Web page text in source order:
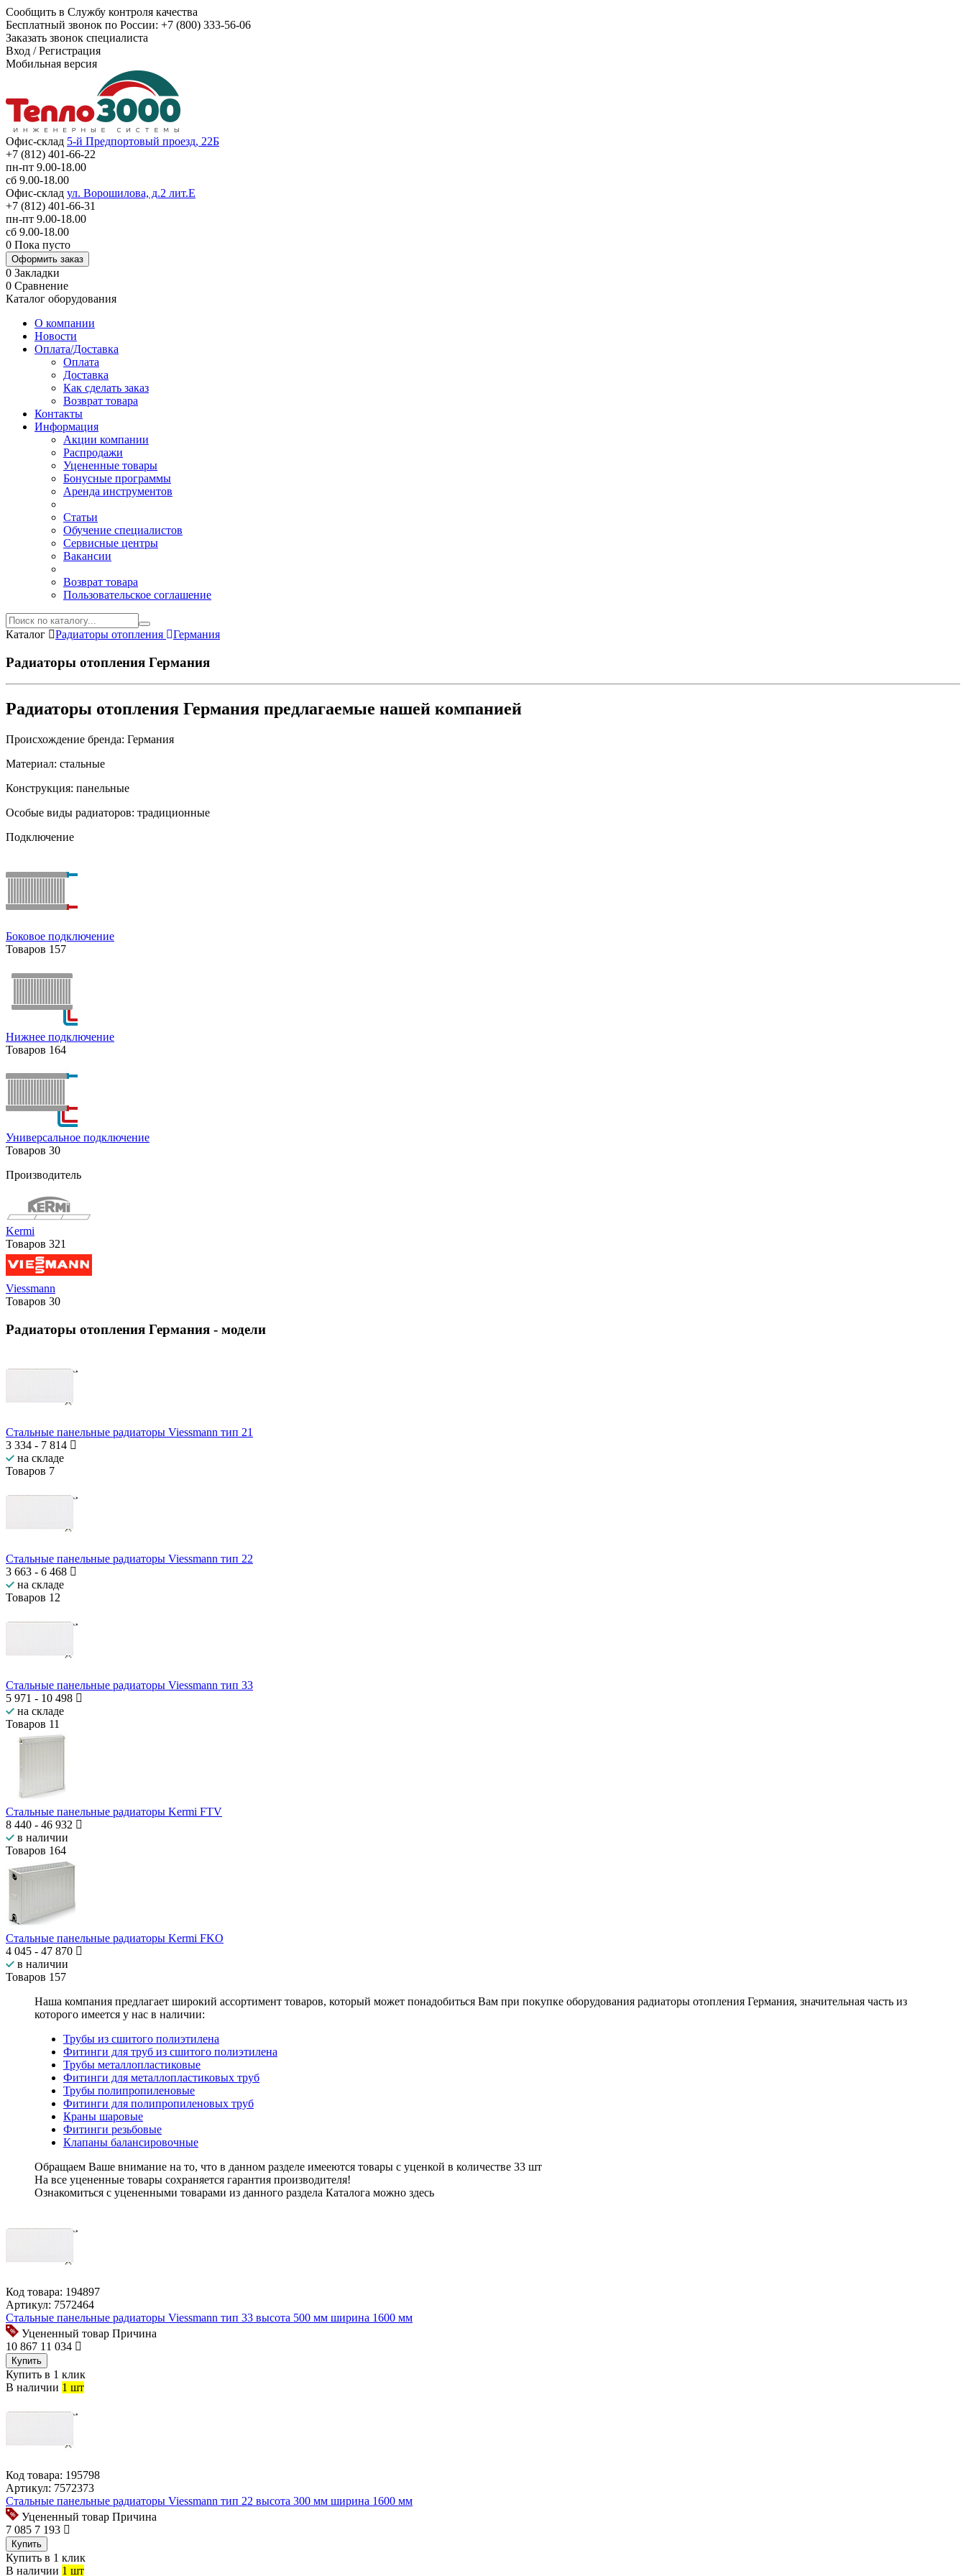
Сообщить в Службу контроля качества
Бесплатный звонок по России: +7 (800) 333-56-06
Заказать звонок специалиста
Вход /Регистрация
Мобильная версия
Офис-склад 5-й Предпортовый проезд, 22Б
+7 (812) 401-66-22
пн-пт 9.00-18.00
сб 9.00-18.00
Офис-склад ул. Ворошилова, д.2 лит.Е
+7 (812) 401-66-31
пн-пт 9.00-18.00
сб 9.00-18.00
0 Пока пусто
Оформить заказ
0 Закладки
0 Сравнение
Каталог оборудования
О компании
Новости
Оплата/Доставка
Оплата
Доставка
Как сделать заказ
Возврат товара
Контакты
Информация
Акции компании
Распродажи
Уцененные товары
Бонусные программы
Аренда инструментов
Статьи
Обучение специалистов
Сервисные центры
Вакансии
Возврат товара
Пользовательское соглашение
Каталог Радиаторы отопления Германия
Радиаторы отопления Германия
Радиаторы отопления Германия предлагаемые нашей компанией
Происхождение бренда: Германия
Материал: стальные
Конструкция: панельные
Особые виды радиаторов: традиционные
Подключение
Боковое подключение
Товаров 157
Нижнее подключение
Товаров 164
Универсальное подключение
Товаров 30
Производитель
Kermi
Товаров 321
Viessmann
Товаров 30
Радиаторы отопления Германия - модели
Стальные панельные радиаторы Viessmann тип 21
3 334 - 7 814
на складе
Товаров 7
Стальные панельные радиаторы Viessmann тип 22
3 663 - 6 468
на складе
Товаров 12
Стальные панельные радиаторы Viessmann тип 33
5 971 - 10 498
на складе
Товаров 11
Стальные панельные радиаторы Kermi FTV
8 440 - 46 932
в наличии
Товаров 164
Стальные панельные радиаторы Kermi FKO
4 045 - 47 870
в наличии
Товаров 157
Наша компания предлагает широкий ассортимент товаров, который может понадобиться Вам при покупке оборудования радиаторы отопления Германия, значительная часть из
которого имеется у нас в наличии:
Трубы из сшитого полиэтилена
Фитинги для труб из сшитого полиэтилена
Трубы металлопластиковые
Фитинги для металлопластиковых труб
Трубы полипропиленовые
Фитинги для полипропиленовых труб
Краны шаровые
Фитинги резьбовые
Клапаны балансировочные
Обращаем Ваше внимание на то, что в данном разделе имееются товары с уценкой в количестве 33 шт
На все уцененные товары сохраняется гарантия производителя!
Ознакомиться с уцененными товарами из данного раздела Каталога можно здесь
Код товара: 194897
Артикул: 7572464
Стальные панельные радиаторы Viessmann тип 33 высота 500 мм ширина 1600 мм
Уцененный товар Причина
10 867 11 034
Купить
Купить в 1 клик
В наличии 1 шт
Код товара: 195798
Артикул: 7572373
Стальные панельные радиаторы Viessmann тип 22 высота 300 мм ширина 1600 мм
Уцененный товар Причина
7 085 7 193
Купить
Купить в 1 клик
В наличии 1 шт